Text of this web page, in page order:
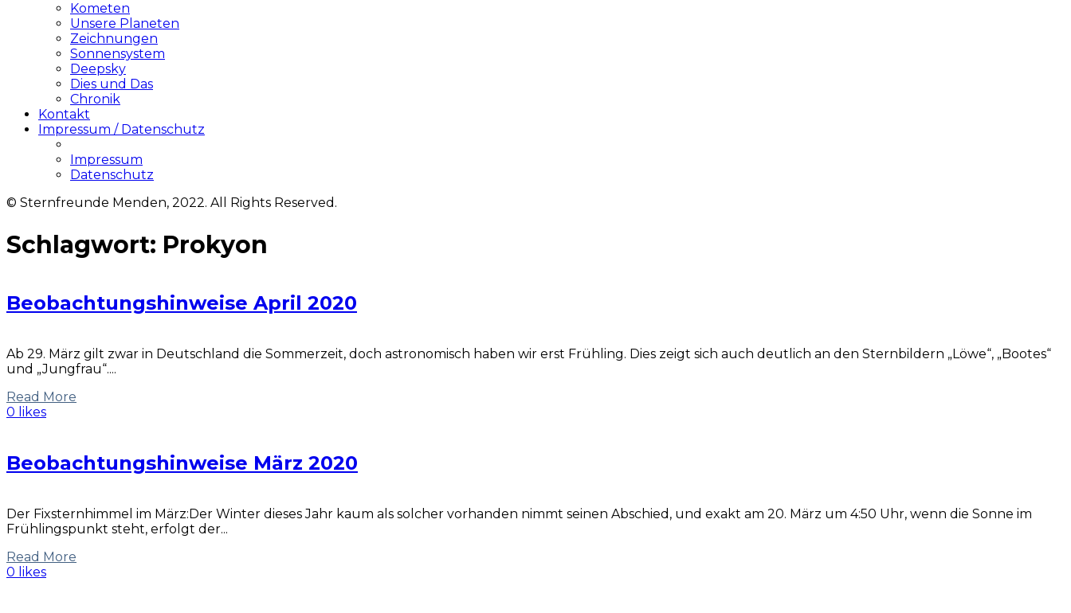
Kometen
Unsere Planeten
Zeichnungen
Sonnensystem
Deepsky
Dies und Das
Chronik
Kontakt
Impressum / Datenschutz
Impressum
Datenschutz
© Sternfreunde Menden, 2022. All Rights Reserved.
Schlagwort: Prokyon
Beobachtungshinweise April 2020
Ab 29. März gilt zwar in Deutschland die Sommerzeit, doch astronomisch haben wir erst Frühling. Dies zeigt sich auch deutlich an den Sternbildern „Löwe“, „Bootes“
und „Jungfrau“....
Read More
0 likes
Beobachtungshinweise März 2020
Der Fixsternhimmel im März:Der Winter dieses Jahr kaum als solcher vorhanden nimmt seinen Abschied, und exakt am 20. März um 4:50 Uhr, wenn die Sonne im
Frühlingspunkt steht, erfolgt der...
Read More
0 likes